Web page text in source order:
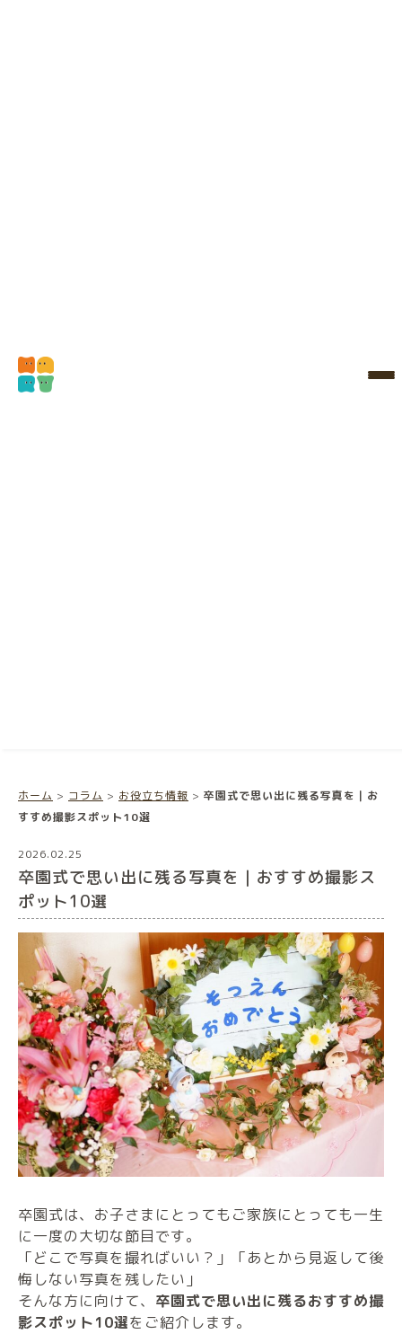
ホーム > コラム > お役立ち情報 > 卒園式で思い出に残る写真を｜お
すすめ撮影スポット10選
2026.02.25
卒園式で思い出に残る写真を｜おすすめ撮影ス
ポット10選
卒園式は、お子さまにとってもご家族にとっても一生
に一度の大切な節目です。
「どこで写真を撮ればいい？」「あとから見返して後
悔しない写真を残したい」
そんな方に向けて、 卒園式で思い出に残るおすすめ撮
影スポット10選をご紹介します。